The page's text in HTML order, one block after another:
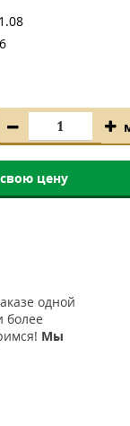
1.08
6
цену
одной
более
Мы